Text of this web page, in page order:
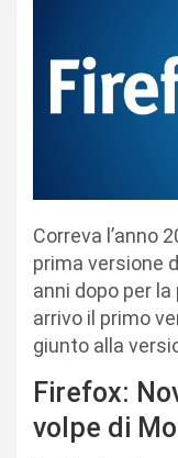
Correva l’anno
prima versione
anni dopo per
arrivo il primo
giunto alla
Firefox:
volpe di